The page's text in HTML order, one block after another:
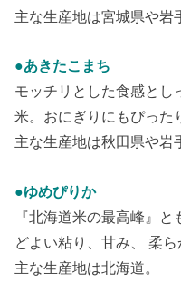
主な生産地は宮城県や岩
●あきたこまち
モッチリとした食感とし
米。おにぎりにもぴった
主な生産地は秋田県や岩
●ゆめぴりか
『北海道米の最高峰』
どよい粘り、甘み、 柔
主な生産地は北海道。